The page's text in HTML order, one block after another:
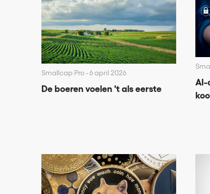
Smallcap Pro 6 april 2026
De boeren voelen 't als eerste
AI-